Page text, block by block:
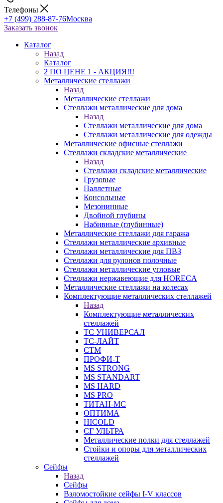
Телефоны
+7 (499) 288-87-76Москва
Заказать звонок
Каталог
Назад
Каталог
2 ПО ЦЕНЕ 1 - АКЦИЯ!!!
Металлические стеллажи
Назад
Металлические стеллажи
Стеллажи металлические для дома
Назад
Стеллажи металлические для дома
Стеллажи металлические для одежды
Металлические офисные стеллажи
Стеллажи складские металлические
Назад
Стеллажи складские металлические
Грузовые
Паллетные
Консольные
Мезонинные
Двойной глубины
Набивные (глубинные)
Металлические стеллажи для гаража
Стеллажи металлические архивные
Стеллажи металлические для ПВЗ
Стеллажи для рулонов полочные
Стеллажи металлические угловые
Стеллажи нержавеющие для HORECA
Металлические стеллажи на колесах
Комплектующие металлических стеллажей
Назад
Комплектующие металлических
стеллажей
ТС УНИВЕРСАЛ
ТС-ЛАЙТ
СТМ
ПРОФИ-Т
MS STRONG
MS STANDART
MS HARD
MS PRO
ТИТАН-МС
ОПТИМА
HICOLD
СГ УЛЬТРА
Металлические полки для стеллажей
Стойки и опоры для металлических
стеллажей
Сейфы
Назад
Сейфы
Взломостойкие сейфы I-V классов